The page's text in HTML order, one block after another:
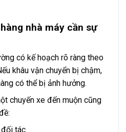
nhà máy cần sự
có kế hoạch rõ ràng theo
khâu vận chuyển bị chậm,
có thể bị ảnh hưởng.
chuyến xe đến muộn cũng
đối tác